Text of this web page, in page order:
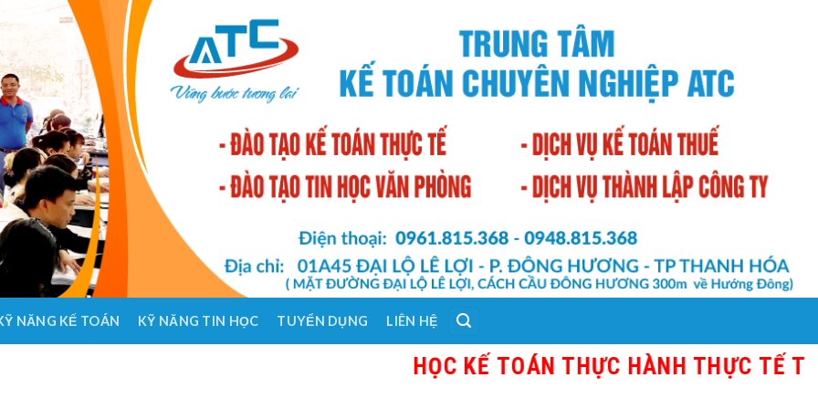
NĂNG KẾ TOÁN KỸ NĂNG TIN HỌC TUYỂN DỤNG LIÊN HỆ
HỌC KẾ TOÁN THỰC HÀNH THỰC TẾ TẠI